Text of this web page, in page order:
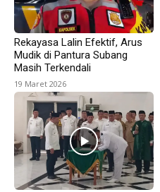
Rekayasa Lalin Efektif, Arus
Mudik di Pantura Subang
Masih Terkendali
19 Maret 2026